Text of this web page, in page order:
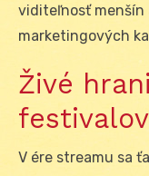
viditeľnosť menšín
marketingových
Živé
V ére streamu sa